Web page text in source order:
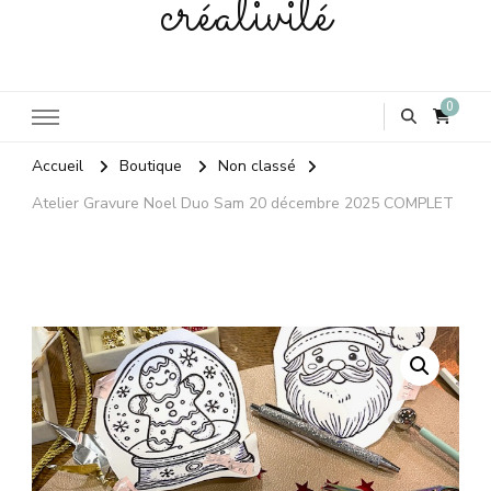
0
Accueil Boutique
Non classé
Atelier Gravure Noel Duo Sam 20 décembre 2025 COMPLET